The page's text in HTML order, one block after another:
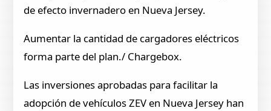
de efecto invernadero en Nueva Jersey.
Aumentar la cantidad de cargadores eléctricos
forma parte del plan./ Chargebox.
Las inversiones aprobadas para facilitar la
adopción de vehículos ZEV en Nueva Jersey han